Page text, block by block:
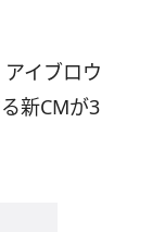
イブロウ
新CMが3